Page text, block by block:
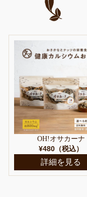
OH!オサカーナ
¥480（税込）
詳細を見る